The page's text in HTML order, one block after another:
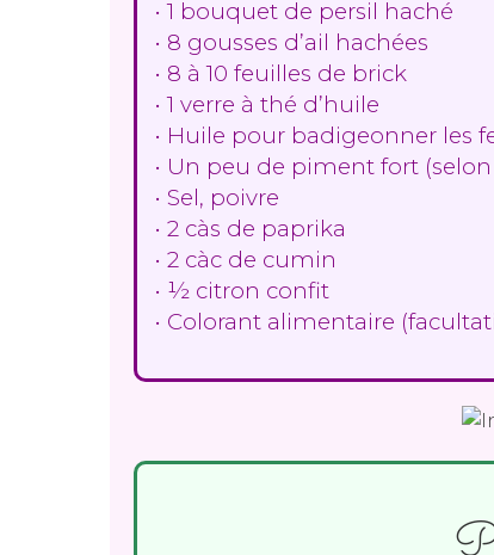
• 1 bouquet de persil haché
• 8 gousses d’ail hachées
• 8 à 10 feuilles de brick
• 1 verre à thé d’huile
• Huile pour badigeonner les
• Un peu de piment fort
• Sel, poivre
• 2 càs de paprika
• 2 càc de cumin
• ½ citron confit
• Colorant alimentaire